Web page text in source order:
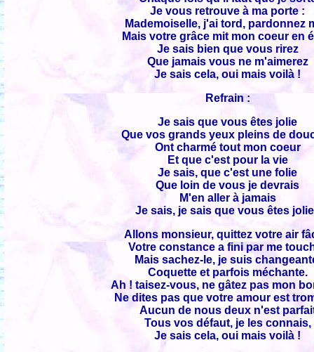
Je vous retrouve à ma porte :
Mademoiselle, j'ai tord, pardonnez
Mais votre grâce mit mon coeur en
Je sais bien que vous rirez
Que jamais vous ne m'aimerez
Je sais cela, oui mais voilà !
Refrain :
Je sais que vous êtes jolie
Que vos grands yeux pleins de
Ont charmé tout mon coeur
Et que c'est pour la vie
Je sais, que c'est une folie
Que loin de vous je devrais
M'en aller à jamais
Je sais, je sais que vous êtes
Allons monsieur, quittez votre air
Votre constance a fini par me
Mais sachez-le, je suis
Coquette et parfois méchante.
Ah ! taisez-vous, ne gâtez pas mon
Ne dites pas que votre amour est
Aucun de nous deux n'est
Tous vos défaut, je les connais,
Je sais cela, oui mais voilà !